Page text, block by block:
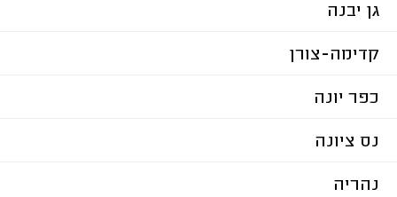
גן יבנה
קדימה-צורן
כפר יונה
נס ציונה
נהריה